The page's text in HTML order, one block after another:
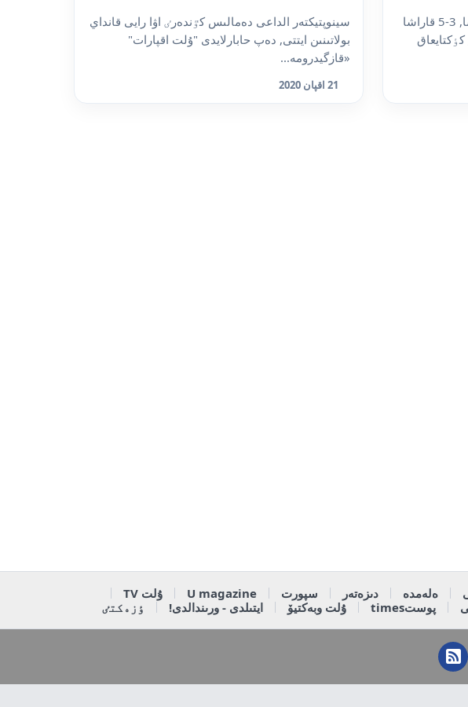
«قازگيدرومەت» ماماندارىنىڭ بولجامىنشا, 3-5 قاراشا
سينوپتيكتەر الداعى دەمالىس كٷندەرٸ اۋا رايى قانداي
بولاتىنىن ايتتى, دەپ حابارلايدى "ۇلت اقپارات"
«قازگيدرومە...
21 اقپان 2020
ەلەمدە دىزەتەر سپورت U magazine
ۇلت TV
پوستtimes ۇلت وبەكتيۆ ايتىلدى - ورىندالدى! ٶزەكتٸ